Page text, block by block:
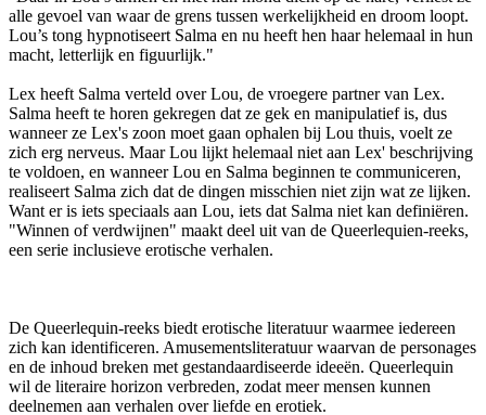
alle gevoel van waar de grens tussen werkelijkheid en droom loopt.
Lou’s tong hypnotiseert Salma en nu heeft hen haar helemaal in hun
macht, letterlijk en figuurlijk."
Lex heeft Salma verteld over Lou, de vroegere partner van Lex.
Salma heeft te horen gekregen dat ze gek en manipulatief is, dus
wanneer ze Lex's zoon moet gaan ophalen bij Lou thuis, voelt ze
zich erg nerveus. Maar Lou lijkt helemaal niet aan Lex' beschrijving
te voldoen, en wanneer Lou en Salma beginnen te communiceren,
realiseert Salma zich dat de dingen misschien niet zijn wat ze lijken.
Want er is iets speciaals aan Lou, iets dat Salma niet kan definiëren.
"Winnen of verdwijnen" maakt deel uit van de Queerlequien-reeks,
een serie inclusieve erotische verhalen.
De Queerlequin-reeks biedt erotische literatuur waarmee iedereen
zich kan identificeren. Amusementsliteratuur waarvan de personages
en de inhoud breken met gestandaardiseerde ideeën. Queerlequin
wil de literaire horizon verbreden, zodat meer mensen kunnen
deelnemen aan verhalen over liefde en erotiek.